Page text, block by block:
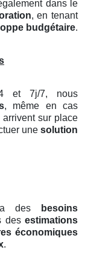
dans le
, en tenant
budgétaire.
et 7j/7, nous
, même en cas
arrivent sur place
une solution
des
besoins
des estimations
économiques
.